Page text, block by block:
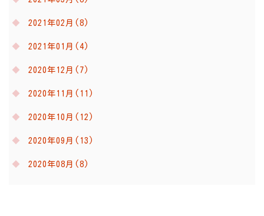
2021年02月(8)
2021年01月(4)
2020年12月(7)
2020年11月(11)
2020年10月(12)
2020年09月(13)
2020年08月(8)